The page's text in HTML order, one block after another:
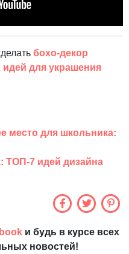
бохо-декор
для украшения
место для школьника:
ТОП-7 идей дизайна
и будь в курсе всех
новостей!